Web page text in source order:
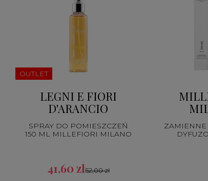
OUTLET
LEGNI E FIORI
D'ARANCIO
SPRAY DO POMIESZCZEŃ
150 ML MILLEFIORI MILANO
41,60 zł52,00 zł
ZAMIENNE